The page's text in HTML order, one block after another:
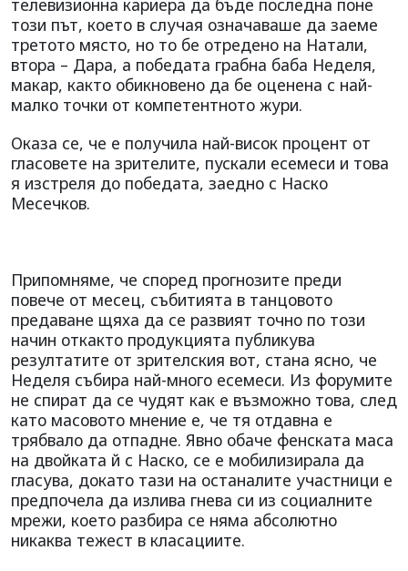
телевизионна кариера да бъде последна поне
този път, което в случая означаваше да заеме
третото място, но то бе отредено на Натали,
втора – Дара, а победата грабна баба Неделя,
макар, както обикновено да бе оценена с най-
малко точки от компетентното жури.
Оказа се, че е получила най-висок процент от
гласовете на зрителите, пускали есемеси и това
я изстреля до победата, заедно с Наско
Месечков.
Припомняме, че според прогнозите преди
повече от месец, събитията в танцовото
предаване щяха да се развият точно по този
начин откакто продукцията публикува
резултатите от зрителския вот, стана ясно, че
Неделя събира най-много есемеси. Из форумите
не спират да се чудят как е възможно това, след
като масовото мнение е, че тя отдавна е
трябвало да отпадне. Явно обаче фенската маса
на двойката й с Наско, се е мобилизирала да
гласува, докато тази на останалите участници е
предпочела да излива гнева си из социалните
мрежи, което разбира се няма абсолютно
никаква тежест в класациите.